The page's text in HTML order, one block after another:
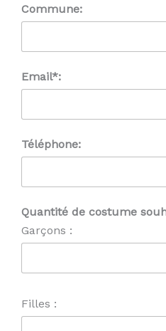
Commune:
Email*:
Téléphone:
Quantité de costume
Garçons :
Filles :